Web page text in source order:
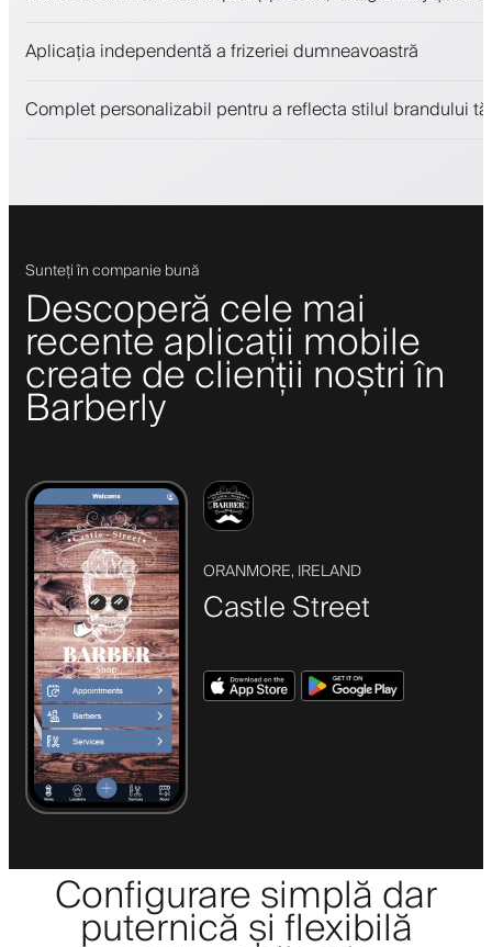
Implică clienții cu un program de loialitate
Aplicația independentă a frizeriei dumneavoastră
Complet personalizabil pentru a reflecta stilul brandului
Sunteți în companie bună
Descoperă cele mai
recente aplicații mobile
create de clienții noștri în
Barberly
ORANMORE, IRELAND
Castle Street
Configurare simplă dar
puternică și flexibilă